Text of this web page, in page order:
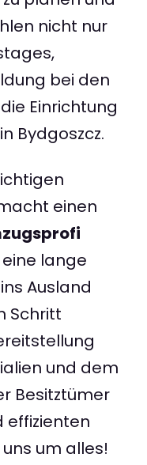
nicht nur
bei den
Einrichtung
Bydgoszcz.
einen
lange
Ausland
Schritt
und dem
Besitztümer
effizienten
um alles!